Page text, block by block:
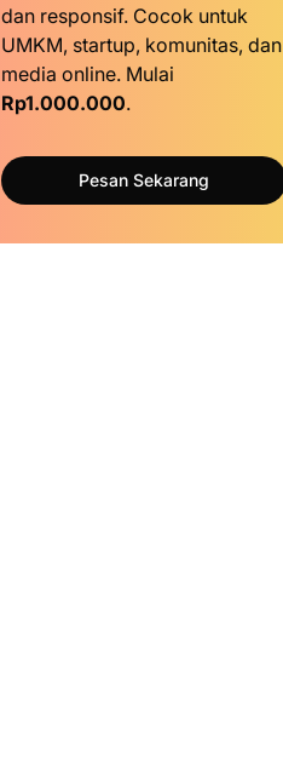
dan responsif. Cocok untuk
UMKM, startup, komunitas, dan
media online. Mulai
Rp1.000.000.
Pesan Sekarang